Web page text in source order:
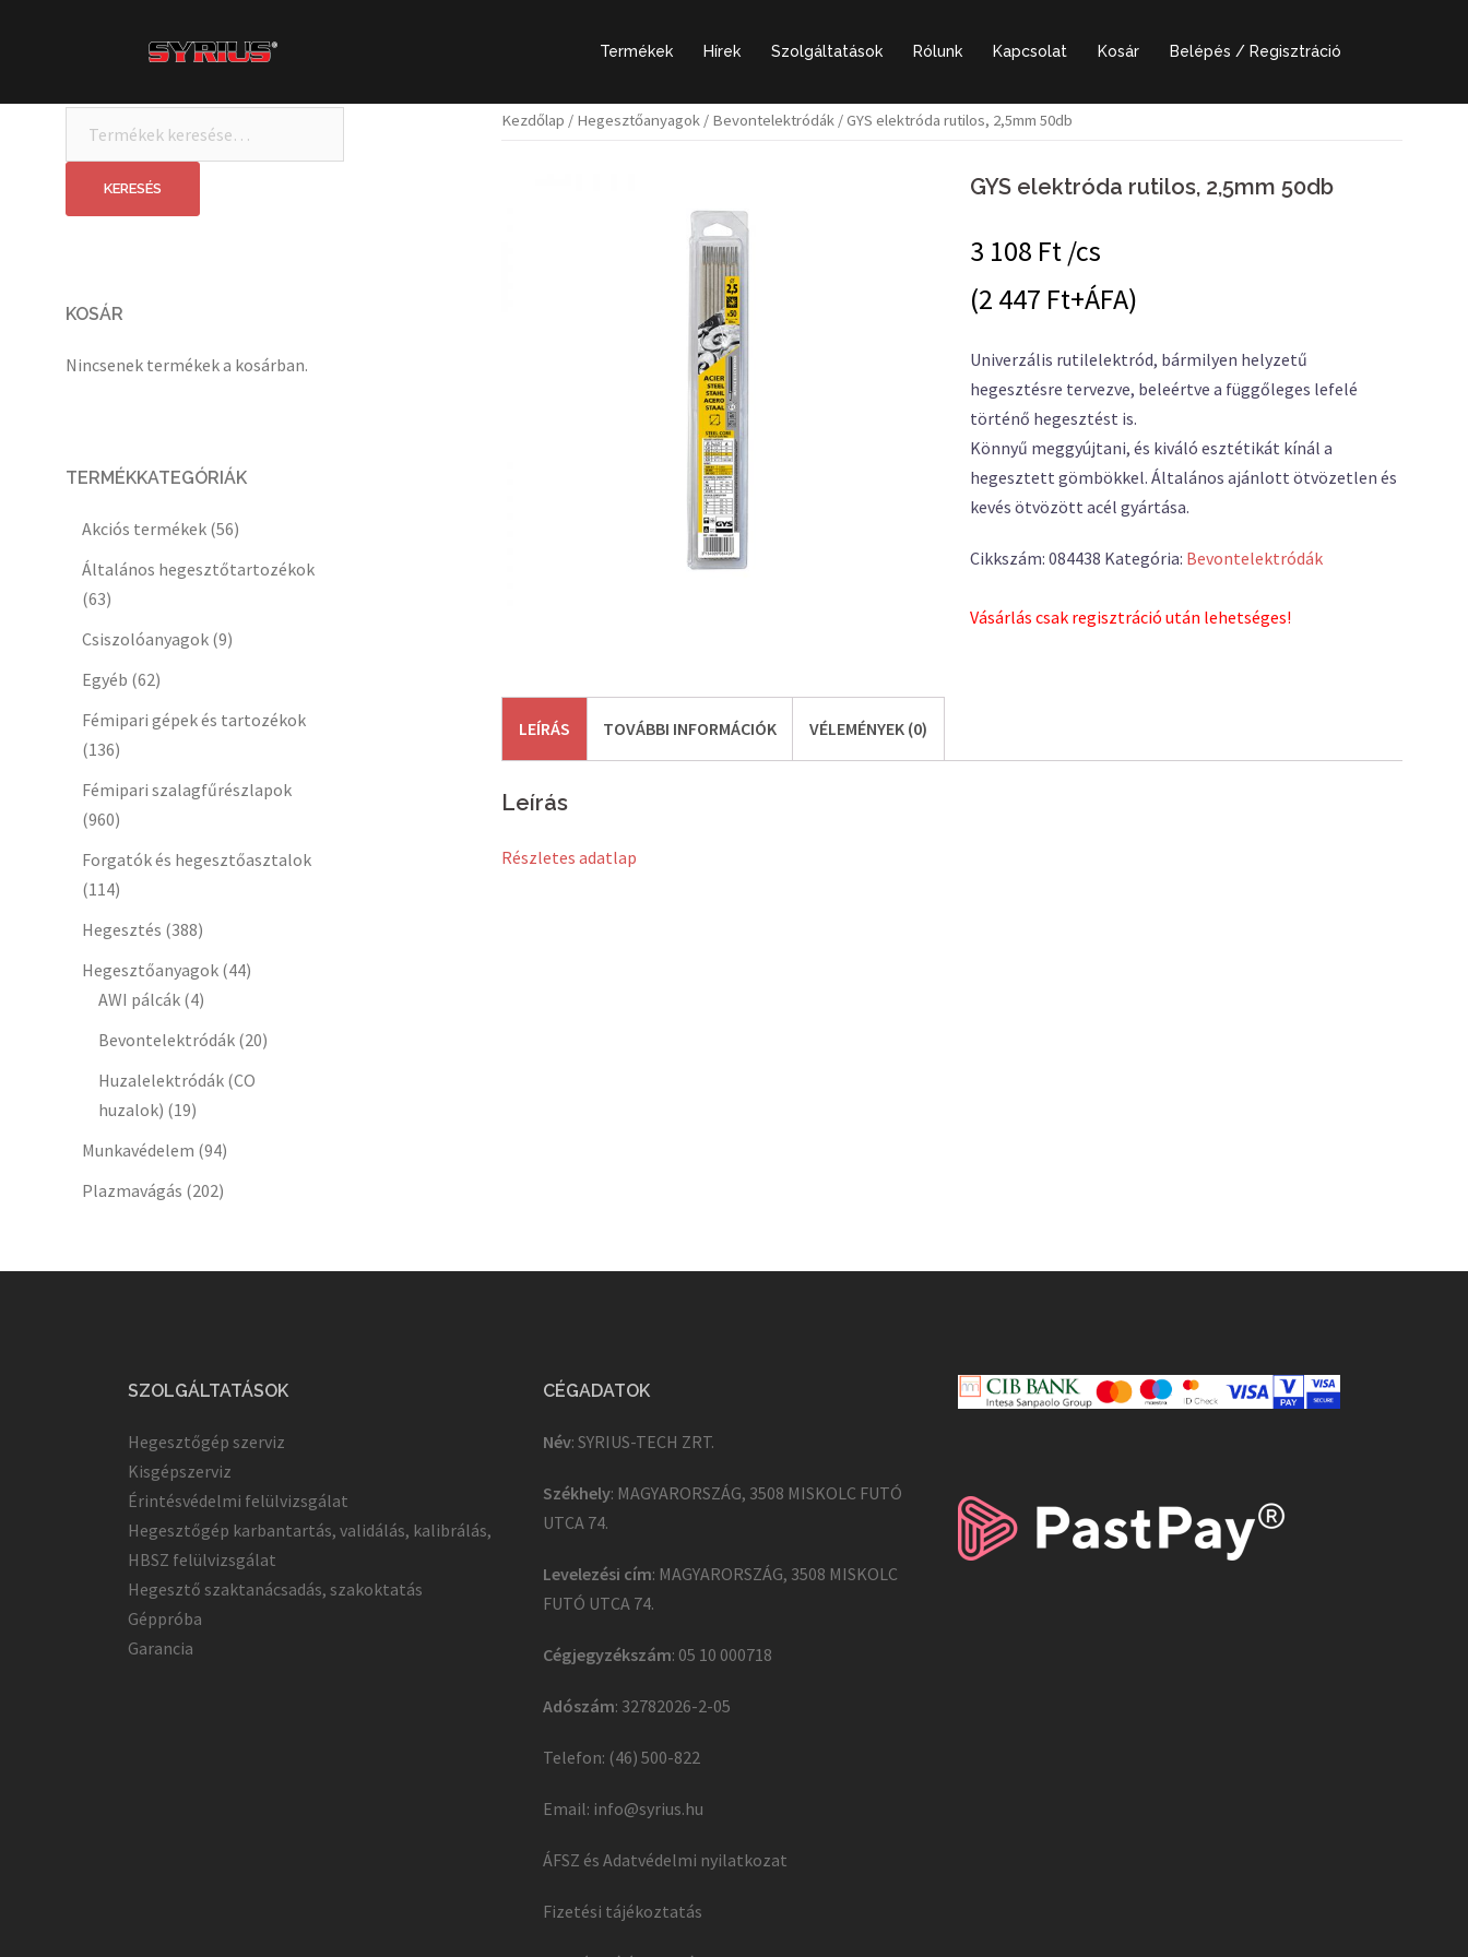
Termékek Hírek Szolgáltatások Rólunk Kapcsolat Kosár Belépés / Regisztráció
Kezdőlap / Hegesztőanyagok / Bevontelektródák / GYS elektróda rutilos, 2,5mm 50db
GYS elektróda rutilos, 2,5mm 50db
3 108 Ft /cs
(2 447 Ft+ÁFA)
Univerzális rutilelektród, bármilyen helyzetű
hegesztésre tervezve, beleértve a függőleges lefelé
történő hegesztést is.
Könnyű meggyújtani, és kiváló esztétikát kínál a
hegesztett gömbökkel. Általános ajánlott ötvözetlen és
kevés ötvözött acél gyártása.
Cikkszám: 084438 Kategória: Bevontelektródák
Vásárlás csak regisztráció után lehetséges!
LEÍRÁS TOVÁBBI INFORMÁCIÓK VÉLEMÉNYEK (0)
Leírás
Részletes adatlap
következőre:
KERESÉS
KOSÁR
Nincsenek termékek a kosárban.
TERMÉKKATEGÓRIÁK
Akciós termékek (56)
Általános hegesztőtartozékok
(63)
Csiszolóanyagok (9)
Egyéb (62)
Fémipari gépek és tartozékok
(136)
Fémipari szalagfűrészlapok
(960)
Forgatók és hegesztőasztalok
(114)
Hegesztés (388)
Hegesztőanyagok (44)
AWI pálcák (4)
Bevontelektródák (20)
Huzalelektródák (CO
huzalok) (19)
Munkavédelem (94)
Plazmavágás (202)
SZOLGÁLTATÁSOK
Hegesztőgép szerviz
Kisgépszerviz
Érintésvédelmi felülvizsgálat
Hegesztőgép karbantartás, validálás, kalibrálás,
HBSZ felülvizsgálat
Hegesztő szaktanácsadás, szakoktatás
Géppróba
Garancia
CÉGADATOK
Név: SYRIUS-TECH ZRT.
Székhely: MAGYARORSZÁG, 3508 MISKOLC FUTÓ
UTCA 74.
Levelezési cím: MAGYARORSZÁG, 3508 MISKOLC
FUTÓ UTCA 74.
Cégjegyzékszám: 05 10 000718
Adószám: 32782026-2-05
Telefon: (46) 500-822
Email: info@syrius.hu
ÁFSZ és Adatvédelmi nyilatkozat
Fizetési tájékoztatás